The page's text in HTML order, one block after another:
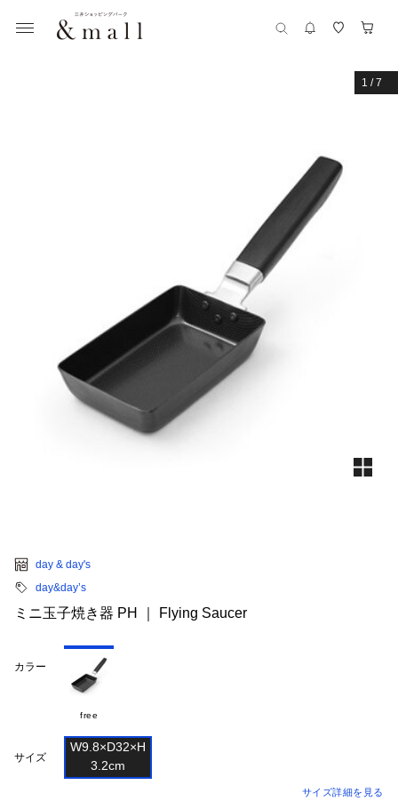
1 /7
day & day's
day&day’s
ミニ玉子焼き器 PH ｜ Flying Saucer
カラー
free
サイズ
W9.8×D32×H
サイズ詳細を見る